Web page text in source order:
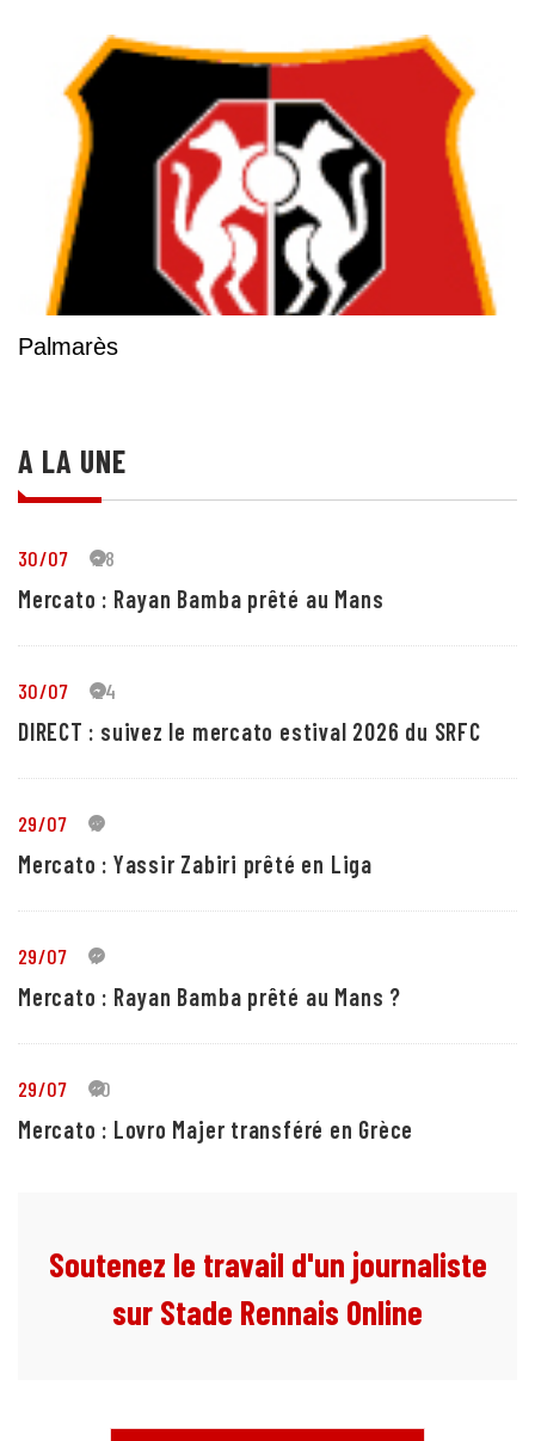
Palmarès
A LA UNE
30/07 28
Mercato : Rayan Bamba prêté au Mans
30/07 24
DIRECT : suivez le mercato estival 2026 du SRFC
29/07 5
Mercato : Yassir Zabiri prêté en Liga
29/07 1
Mercato : Rayan Bamba prêté au Mans ?
29/07 10
Mercato : Lovro Majer transféré en Grèce
Soutenez le travail d'un journaliste
sur Stade Rennais Online